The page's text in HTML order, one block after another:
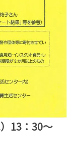
13：30～